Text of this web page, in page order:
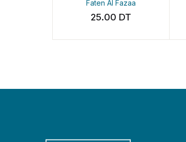
Faten Al Fazaa
25.00DT